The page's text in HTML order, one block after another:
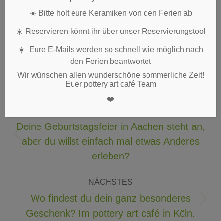
Köln-Mitte:0221 – 271 75 69
Kommentarnavigation
Vorheriger
Beitrag:
Deine Geburtstagsfeier in Aachen steht an,
aber du willst einfach mal etwas Anderes
erleben?
NÄCHSTES
Nächster
Beitrag:
Wo findest du dein ganz besonderes
Geschenk? Im pottery art café in Köln.
☀️ Bitte holt eure Keramiken von den Ferien ab
☀️ Reservieren könnt ihr über unser Reservierungstool
☀️ Eure E-Mails werden so schnell wie möglich nach
den Ferien beantwortet
Wir wünschen allen wunderschöne sommerliche Zeit!
Euer pottery art café Team
❤️